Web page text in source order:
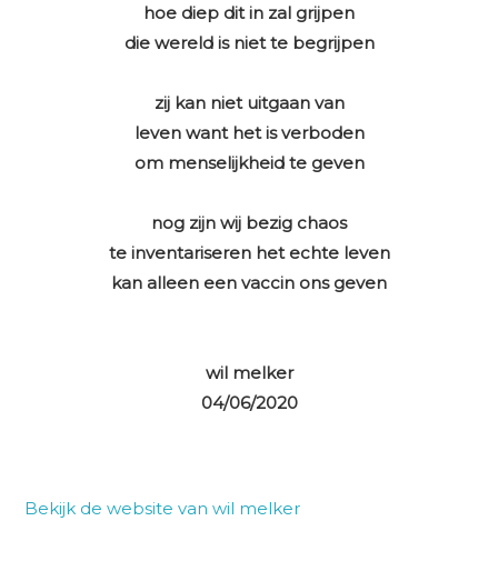
hoe diep dit in zal grijpen
die wereld is niet te begrijpen
zij kan niet uitgaan van
leven want het is verboden
om menselijkheid te geven
nog zijn wij bezig chaos
te inventariseren het echte leven
kan alleen een vaccin ons geven
wil melker
04/06/2020
Bekijk de website van wil melker